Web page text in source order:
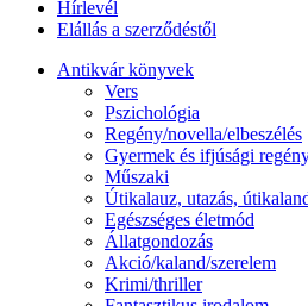
Hírlevél
Elállás a szerződéstől
Antikvár könyvek
Vers
Pszichológia
Regény/novella/elbeszélés
Gyermek és ifjúsági
Műszaki
Útikalauz, utazás,
Egészséges életmód
Állatgondozás
Akció/kaland/szerelem
Krimi/thriller